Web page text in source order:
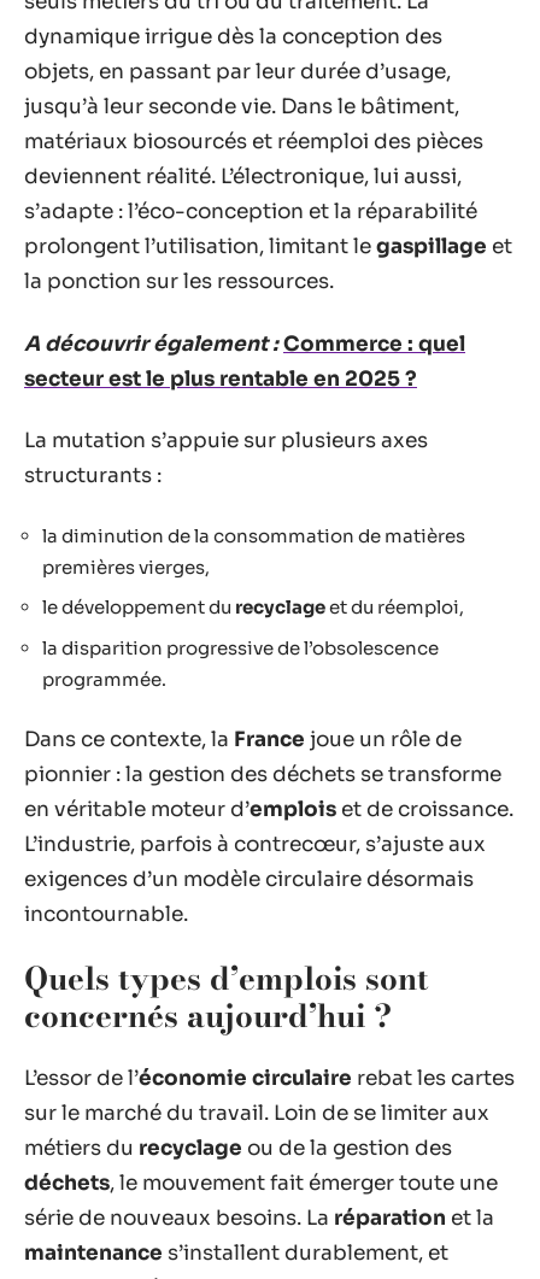
dynamique irrigue dès la conception des
objets, en passant par leur durée d’usage,
jusqu’à leur seconde vie. Dans le bâtiment,
matériaux biosourcés et réemploi des pièces
deviennent réalité. L’électronique, lui aussi,
s’adapte : l’éco-conception et la réparabilité
prolongent l’utilisation, limitant legaspillage et
la ponction sur les ressources.
A découvrir également :Commerce : quel
secteur est le plus rentable en 2025 ?
La mutation s’appuie sur plusieurs axes
structurants :
la diminution de la consommation de matières
premières vierges,
le développement du recyclageet du réemploi,
la disparition progressive de l’obsolescence
programmée.
Dans ce contexte, la France joue un rôle de
pionnier : la gestion des déchets se transforme
en véritable moteur d’emplois et de croissance.
L’industrie, parfois à contrecœur, s’ajuste aux
exigences d’un modèle circulaire désormais
incontournable.
Quels types d’emplois sont
concernés aujourd’hui ?
L’essor de l’économie circulaire rebat les cartes
sur le marché du travail. Loin de se limiter aux
métiers du recyclage ou de la gestion des
déchets, le mouvement fait émerger toute une
série de nouveaux besoins. La réparation et la
maintenance s’installent durablement, et